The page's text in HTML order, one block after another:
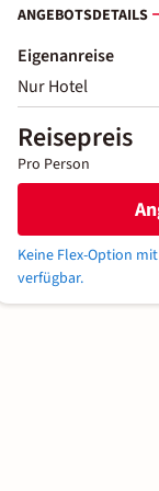
ANGEBOTSDETAILS
Eigenanreise
Nur Hotel
Reisepreis
Pro Person
Keine Flex-Option
verfügbar.